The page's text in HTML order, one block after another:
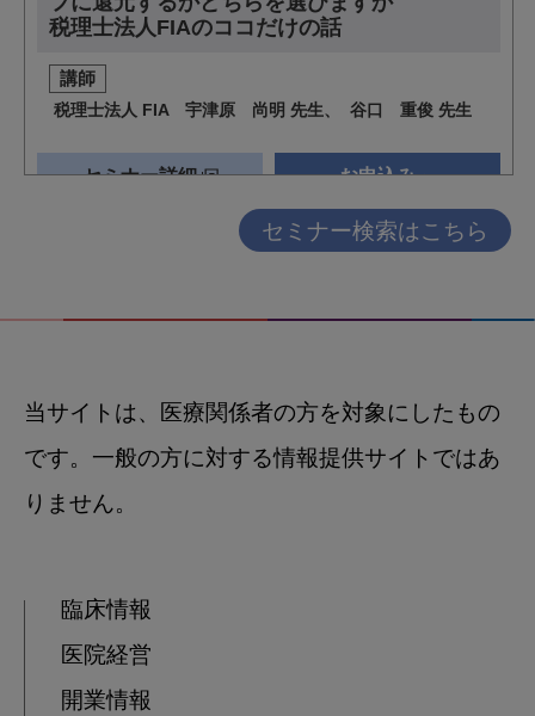
セミナー検索はこちら
当サイトは、医療関係者の方を対象にしたもの
です。一般の方に対する情報提供サイトではあ
りません。
臨床情報
医院経営
開業情報